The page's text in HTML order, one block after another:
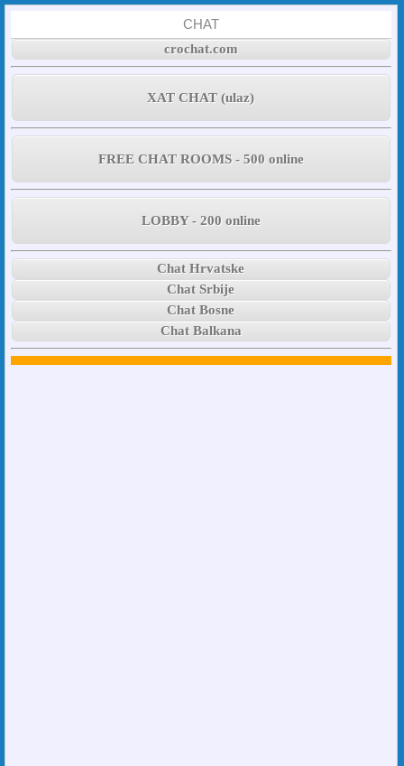
CHAT
crochat.com
XAT CHAT (ulaz)
FREE CHAT ROOMS - 500 online
LOBBY - 200 online
Chat Hrvatske
Chat Srbije
Chat Bosne
Chat Balkana